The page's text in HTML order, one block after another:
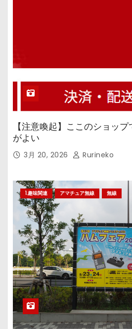
【注意喚起】ここのショッ
がよい
3月 20, 2026 Rurineko
1.趣味関連 アマチュア無線 無線